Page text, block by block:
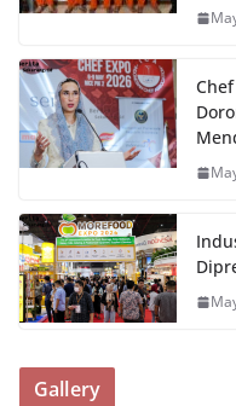
Gallery